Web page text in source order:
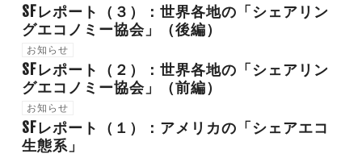
SFレポート（３）：世界各地の「シェアリン
グエコノミー協会」（後編）
お知らせ
SFレポート（２）：世界各地の「シェアリン
グエコノミー協会」（前編）
お知らせ
SFレポート（１）：アメリカの「シェアエコ
生態系」